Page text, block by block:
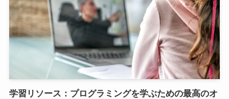
学習リソース：プログラミングを学ぶための最高のオ